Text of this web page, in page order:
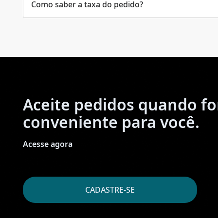
Como saber a taxa do pedido?
Aceite pedidos quando
conveniente para você.
Acesse agora
CADASTRE-SE